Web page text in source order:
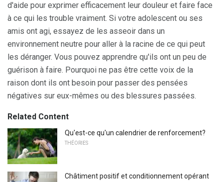
d'aide pour exprimer efficacement leur douleur et faire face
à ce qui les trouble vraiment. Si votre adolescent ou ses
amis ont agi, essayez de les asseoir dans un
environnement neutre pour aller à la racine de ce qui peut
les déranger. Vous pouvez apprendre qu'ils ont un peu de
guérison à faire. Pourquoi ne pas être cette voix de la
raison dont ils ont besoin pour passer des pensées
négatives sur eux-mêmes ou des blessures passées.
Related Content
Qu'est-ce qu'un calendrier de renforcement?
THÉORIES
Châtiment positif et conditionnement opérant